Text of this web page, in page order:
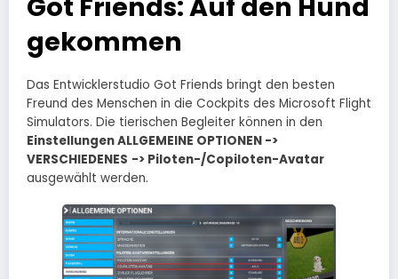
Got Friends: Auf den Hund
gekommen
Das Entwicklerstudio Got Friends bringt den besten
Freund des Menschen in die Cockpits des Microsoft Flight
Simulators. Die tierischen Begleiter können in den
Einstellungen ALLGEMEINE OPTIONEN ->
VERSCHIEDENES -> Piloten-/Copiloten-Avatar
ausgewählt werden.